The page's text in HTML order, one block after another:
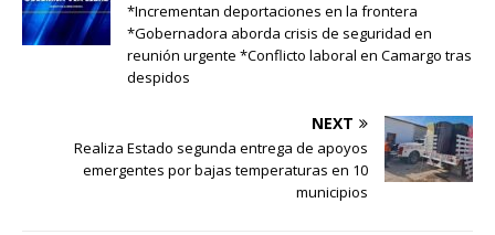
*Incrementan deportaciones en la frontera
*Gobernadora aborda crisis de seguridad en
reunión urgente *Conflicto laboral en Camargo tras
despidos
NEXT
Realiza Estado segunda entrega de apoyos
emergentes por bajas temperaturas en 10
municipios